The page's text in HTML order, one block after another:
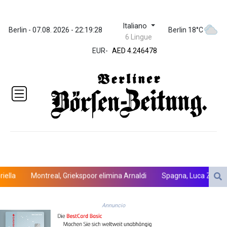
Berlin - 07.08. 2026 - 22:19:28 Italiano
6 Lingue
Berlin 18°C
EUR-
ZWL 372.279507
AED 4.246478
AED 4.246478
ALL 93.48757
AMD
423.347546
AOA
1061.345207
AZN 1.970043
BDT 143.103908
Montreal, Griekspoor elimina Arnaldi Spagna, Luca Zidane
Annuncio